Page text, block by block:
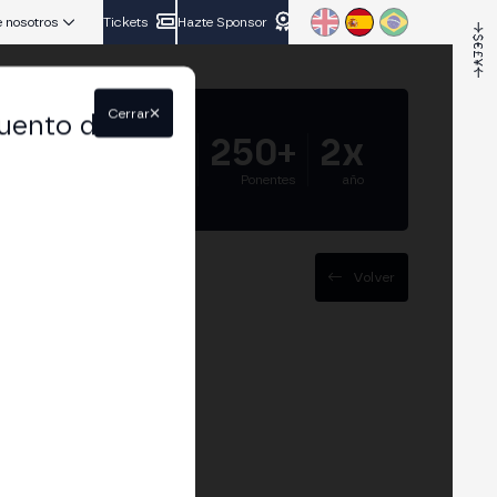
nosotros Tickets Hazte Sponsor
250+
Ponentes
2x
año
Volver
delCerrar